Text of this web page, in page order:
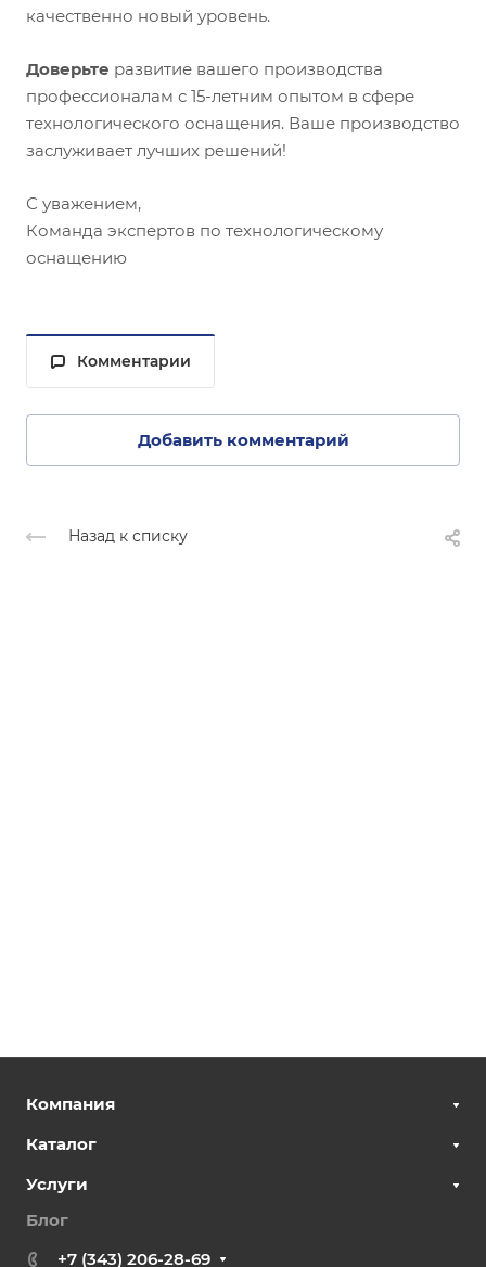
качественно новый уровень.
Доверьте развитие вашего производства
профессионалам с 15-летним опытом в сфере
технологического оснащения. Ваше производство
заслуживает лучших решений!
С уважением,
Команда экспертов по технологическому
оснащению
Комментарии
Добавить комментарий
Назад к списку
Компания
Каталог
Услуги
Блог
+7 (343) 206-28-69